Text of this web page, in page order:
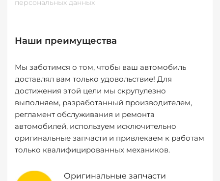
персональных данных
Наши преимущества
Мы заботимся о том, чтобы ваш автомобиль
доставлял вам только удовольствие! Для
достижения этой цели мы скрупулезно
выполняем, разработанный производителем,
регламент обслуживания и ремонта
автомобилей, используем исключительно
оригинальные запчасти и привлекаем к работам
только квалифицированных механиков.
Оригинальные запчасти